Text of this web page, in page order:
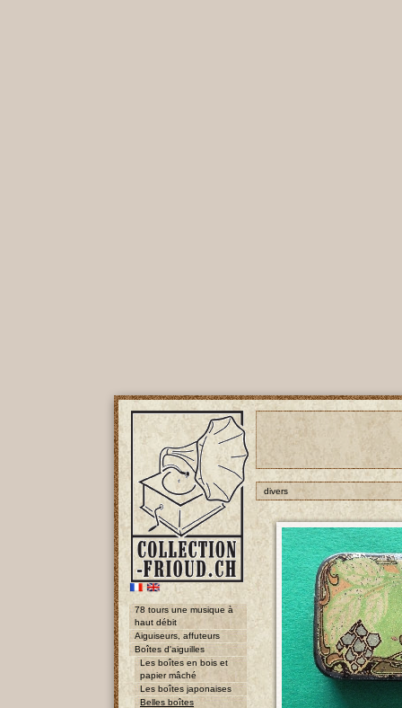
78 tours une musique à
haut débit
Aiguiseurs, affuteurs
Boîtes d'aiguilles
Les boîtes en bois et
papier mâché
Les boîtes japonaises
Belles boîtes
divers